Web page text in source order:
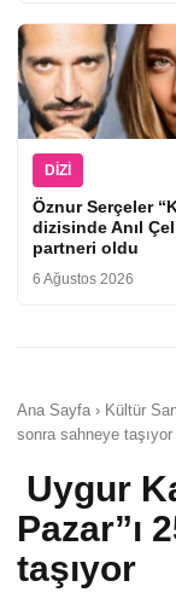
DIZI
Öznur Serçeler
dizisinde Anıl
partneri oldu
6 Ağustos 2026
Ana Sayfa › Kültür
sonra sahneye taşıyor
Uygur
Pazar”ı
taşıyor